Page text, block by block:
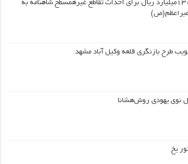
۱۳۰۰میلیارد ریال برای احداث تقاطع غیرهمسطح شاهنامه به
طرح بازنگری قلعه وکیل آباد مشهد
نوی یهودی روش‌هشانا
یخ